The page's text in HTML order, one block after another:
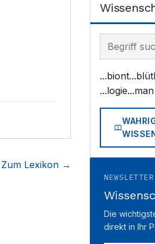
Zum Lexikon →
Begriff im
...biont
...logie...man
NEWSLETTER
Die
direkt in Ihr